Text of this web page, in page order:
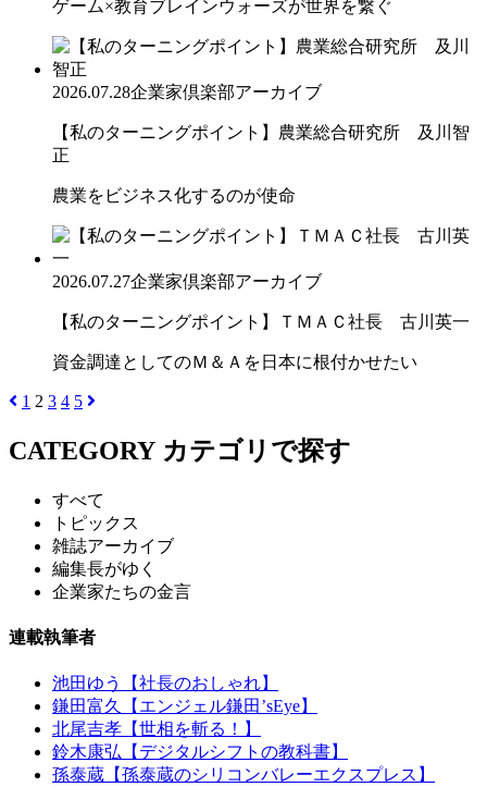
ゲーム×教育ブレインウォーズが世界を繋ぐ
2026.07.28企業家倶楽部アーカイブ
【私のターニングポイント】農業総合研究所 及川智
正
農業をビジネス化するのが使命
2026.07.27企業家倶楽部アーカイブ
【私のターニングポイント】ＴＭＡＣ社長 古川英一
資金調達としてのＭ＆Ａを日本に根付かせたい
1 2 3 4 5
CATEGORY カテゴリで探す
すべて
トピックス
雑誌アーカイブ
編集長がゆく
企業家たちの金言
連載執筆者
池田ゆう【社長のおしゃれ】
鎌田富久【エンジェル鎌田’sEye】
北尾吉孝【世相を斬る！】
鈴木康弘【デジタルシフトの教科書】
孫泰蔵【孫泰蔵のシリコンバレーエクスプレス】